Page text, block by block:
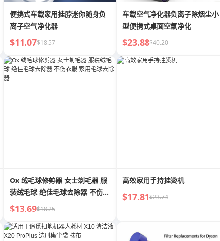
便携式车载家用挂脖迷你随身负
离子空气净化器
$11.07$18.57
车载空气净化器负离子除烟尘小
型便携式桌面空氣净化
$23.88$40.20
Ox 绒毛球修剪器 女士剃毛器 服
装绒毛球 绝佳毛球去除器 不伤衣
服 家用毛球去除器
$13.69$18.25
高效家用手持挂烫机
$17.81$23.74